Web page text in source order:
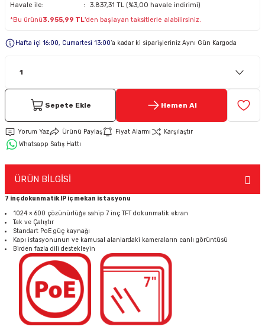
Havale ile:
3.837,31 TL (%3,00 havale indirimi)
*Bu ürünü3.955,99 TL'den başlayan taksitlerle alabilirsiniz.
Hafta içi 16:00, Cumartesi 13:00’a kadar ki siparişleriniz Aynı Gün Kargoda
Sepete Ekle Hemen Al
Yorum Yaz Ürünü Paylaş Fiyat Alarmı
Karşılaştır
Whatsapp Satış Hattı
ÜRÜN BİLGİSİ
7 inç dokunmatik IP iç mekan istasyonu
1024 × 600 çözünürlüğe sahip 7 inç TFT dokunmatik ekran
Tak ve Çalıştır
Standart PoE güç kaynağı
Kapı istasyonunun ve kamusal alanlardaki kameraların canlı görüntüsü
Birden fazla dili destekleyin